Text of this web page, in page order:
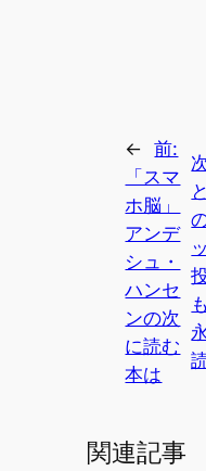
←
前:
「スマ
ホ脳」
アンデ
シュ・
ハンセ
ンの次
に読む
本は
関連記事